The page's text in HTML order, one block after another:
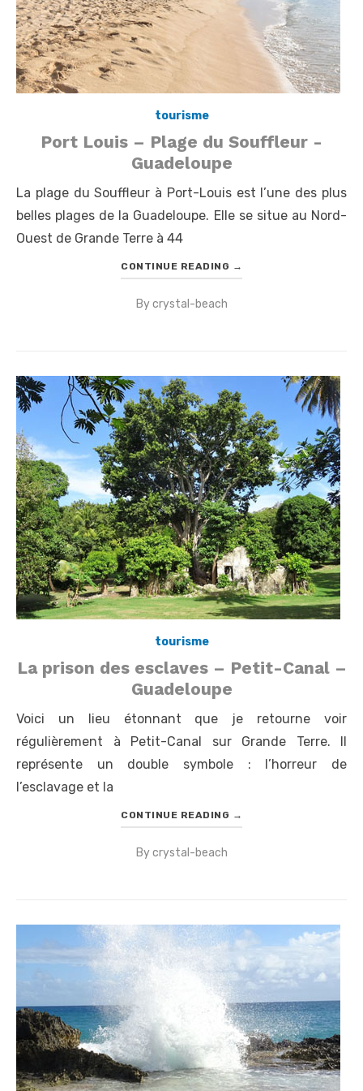
tourisme
Port Louis – Plage du Souffleur -
Guadeloupe
La plage du Souffleur à Port-Louis est l’une des plus
belles plages de la Guadeloupe. Elle se situe au Nord-
Ouest de Grande Terre à 44
CONTINUE READING →
Bycrystal-beach
tourisme
La prison des esclaves – Petit-Canal –
Guadeloupe
Voici un lieu étonnant que je retourne voir
régulièrement à Petit-Canal sur Grande Terre. Il
représente un double symbole : l’horreur de
l’esclavage et la
CONTINUE READING →
Bycrystal-beach